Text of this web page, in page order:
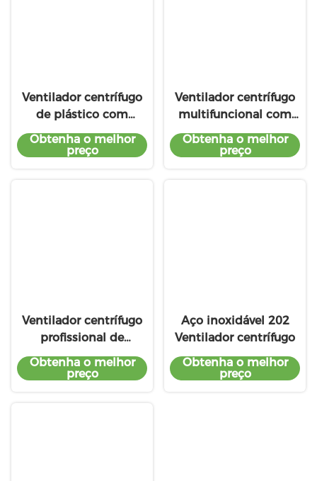
Ventilador centrífugo
de plástico com
produto especializado
Obtenha o melhor
preço
Ventilador centrífugo
multifuncional com
serviço premium
Obtenha o melhor
preço
Ventilador centrífugo
profissional de
qualidade superior
Obtenha o melhor
preço
Aço inoxidável 202
Ventilador centrífugo
Obtenha o melhor
preço